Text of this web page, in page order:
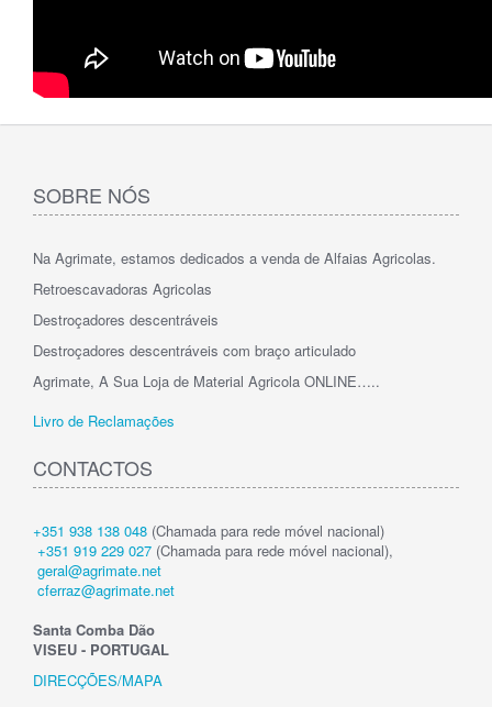
SOBRE NÓS
Na Agrimate, estamos dedicados a venda de Alfaias Agricolas.
Retroescavadoras Agricolas
Destroçadores descentráveis
Destroçadores descentráveis com braço articulado
Agrimate, A Sua Loja de Material Agricola ONLINE…..
Livro de Reclamações
CONTACTOS
+351 938 138 048 (Chamada para rede móvel nacional)
+351 919 229 027 (Chamada para rede móvel nacional),
geral@agrimate.net
cferraz@agrimate.net
Santa Comba Dão
VISEU - PORTUGAL
DIRECÇÕES/MAPA